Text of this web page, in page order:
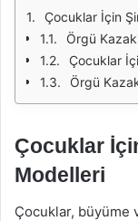
Çocuklar İçin
Örgü
Çocuklar
Örgü
Çocuklar
Modelleri
Çocuklar, büyüme